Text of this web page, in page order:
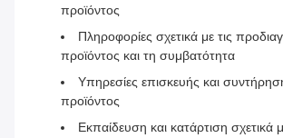
προϊόντος
Πληροφορίες σχετικά με τις
προϊόντος και τη συμβατότητα
Υπηρεσίες επισκευής και
προϊόντος
Εκπαίδευση και κατάρτιση σχετικά